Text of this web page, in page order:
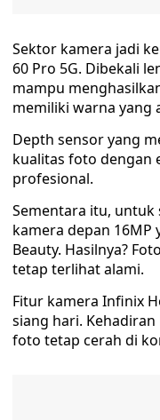
Sektor kamera jadi
60 Pro 5G. Dibekali
mampu
memiliki warna yang
Depth sensor yang
kualitas foto dengan
profesional.
Sementara itu, untuk
kamera depan
Beauty. Hasilnya?
tetap terlihat alami.
Fitur kamera Infinix
siang hari.
foto tetap cerah di